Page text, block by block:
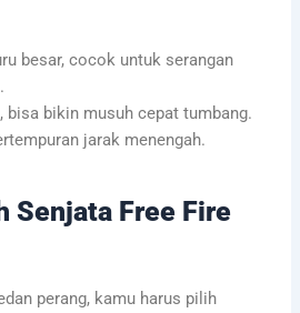
besar, cocok untuk serangan
bisa bikin musuh cepat tumbang.
jarak menengah.
Senjata Free Fire
perang, kamu harus pilih